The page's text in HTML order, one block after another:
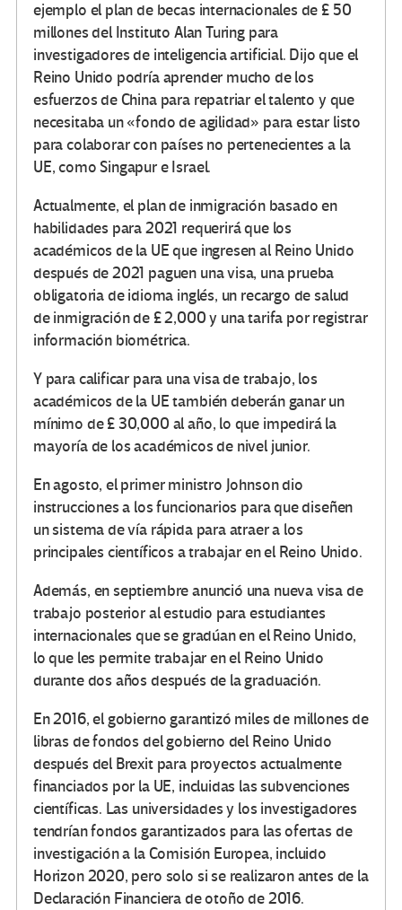
ejemplo el plan de becas internacionales de £ 50
millones del Instituto Alan Turing para
investigadores de inteligencia artificial. Dijo que el
Reino Unido podría aprender mucho de los
esfuerzos de China para repatriar el talento y que
necesitaba un «fondo de agilidad» para estar listo
para colaborar con países no pertenecientes a la
UE, como Singapur e Israel.
Actualmente, el plan de inmigración basado en
habilidades para 2021 requerirá que los
académicos de la UE que ingresen al Reino Unido
después de 2021 paguen una visa, una prueba
obligatoria de idioma inglés, un recargo de salud
de inmigración de £ 2,000 y una tarifa por registrar
información biométrica.
Y para calificar para una visa de trabajo, los
académicos de la UE también deberán ganar un
mínimo de £ 30,000 al año, lo que impedirá la
mayoría de los académicos de nivel junior.
En agosto, el primer ministro Johnson dio
instrucciones a los funcionarios para que diseñen
un sistema de vía rápida para atraer a los
principales científicos a trabajar en el Reino Unido.
Además, en septiembre anunció una nueva visa de
trabajo posterior al estudio para estudiantes
internacionales que se gradúan en el Reino Unido,
lo que les permite trabajar en el Reino Unido
durante dos años después de la graduación.
En 2016, el gobierno garantizó miles de millones de
libras de fondos del gobierno del Reino Unido
después del Brexit para proyectos actualmente
financiados por la UE, incluidas las subvenciones
científicas. Las universidades y los investigadores
tendrían fondos garantizados para las ofertas de
investigación a la Comisión Europea, incluido
Horizon 2020, pero solo si se realizaron antes de la
Declaración Financiera de otoño de 2016.